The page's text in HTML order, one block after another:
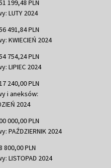
199,48 PLN
LUTY 2024
491,84 PLN
KWIECIEŃ 2024
754,24 PLN
LIPIEC 2024
240,00 PLN
i aneksów:
2024
000,00 PLN
PAŹDZIERNIK 2024
800,00 PLN
LISTOPAD 2024